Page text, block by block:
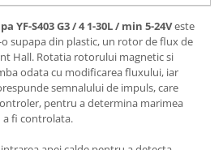
YF-S403 G3 / 4 1-30L / min 5-24Veste
supapa din plastic, un rotor de flux de
Hall. Rotatia rotorului magnetic si
odata cu modificarea fluxului, iar
semnalului de impuls, care
pentru a determina marimea
fi controlata.